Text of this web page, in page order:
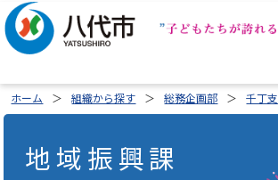
ホーム 組織から探す 総務企画部 千丁
地域振興課